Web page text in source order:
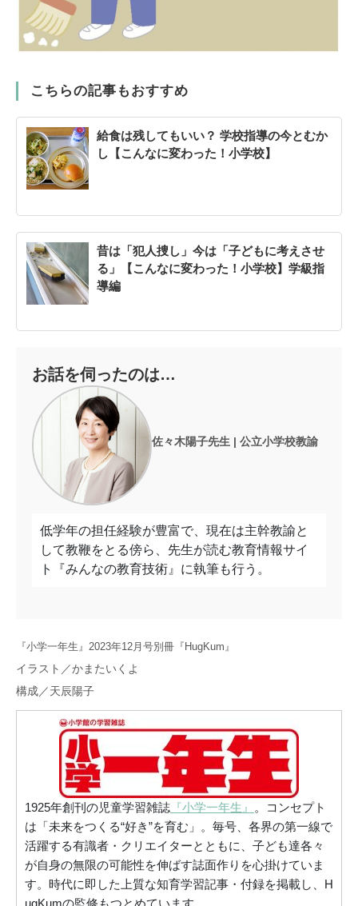
こちらの記事もおすすめ
給食は残してもいい？ 学校指導の今とむか
し【こんなに変わった！小学校】
昔は「犯人捜し」今は「子どもに考えさせ
る」【こんなに変わった！小学校】学級指
導編
お話を伺ったのは…
佐々木陽子先生 | 公立小学校教諭
低学年の担任経験が豊富で、現在は主幹教諭と
して教鞭をとる傍ら、先生が読む教育情報サイ
ト『みんなの教育技術』に執筆も行う。
『小学一年生』2023年12月号別冊『HugKum』
イラスト／かまたいくよ
構成／天辰陽子
1925年創刊の児童学習雑誌 『小学一年生』
。コンセプト
は「未来をつくる“好き”を育む」。毎号、各界の第一線で
活躍する有識者・クリエイターとともに、子ども達各々
が自身の無限の可能性を伸ばす誌面作りを心掛けていま
す。時代に即した上質な知育学習記事・付録を掲載し、H
ugKumの監修もつとめています。